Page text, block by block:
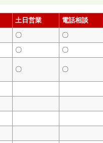
土日営業
電話相談
〇
〇
〇 〇
〇 〇